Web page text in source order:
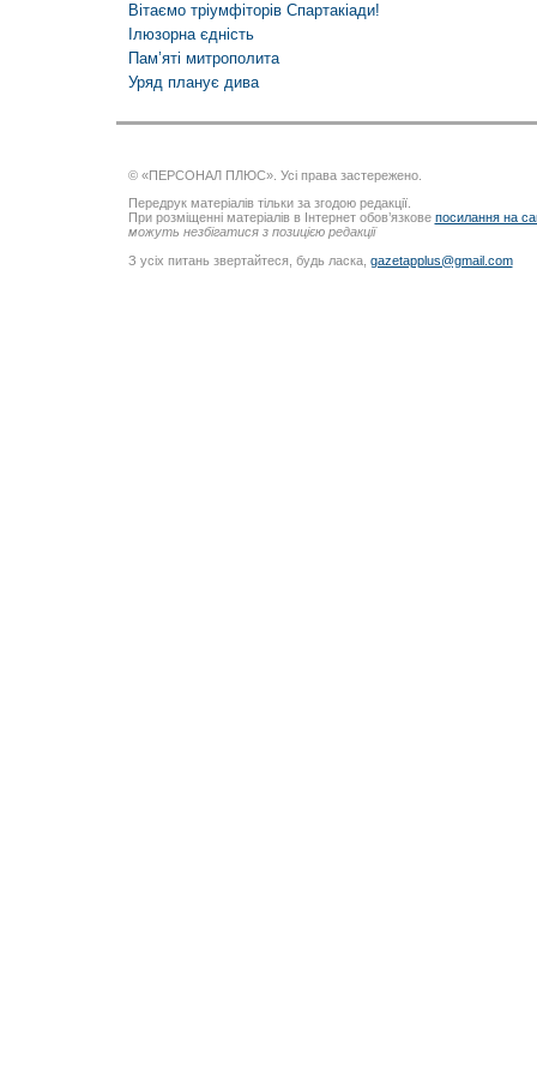
Вітаємо тріумфіторів Спартакіади!
Ілюзорна єдність
Пам’яті митрополита
Уряд планує дива
© «ПЕРСОНАЛ ПЛЮС». Усі права застережено.
Передрук матеріалів тільки за згодою редакції.
При розміщенні матеріалів в Інтернет обов’язкове посилання на
можуть незбігатися з позицією редакції
З усіх питань звертайтеся, будь ласка, gazetapplus@gmail.com